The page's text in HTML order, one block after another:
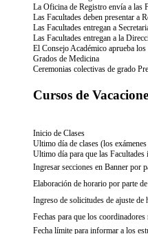
La Oficina de Registro envía a las
Las Facultades deben presentar a
Las Facultades entregan a
Las Facultades entregan a la
El Consejo Académico aprueba
Grados de Medicina
Ceremonias colectivas de grado
Cursos de
Inicio de Clases
Ultimo día de clases (los
Ultimo día para que las
Ingresar secciones en Banner por
Elaboración de horario por parte
Ingreso de solicitudes de ajuste
Fechas para que los
Fecha límite para informar a los